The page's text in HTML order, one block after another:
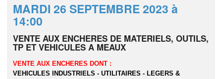
MARDI 26 SEPTEMBRE 2023 à
14:00
VENTE AUX ENCHERES DE MATERIELS, OUTILS,
TP ET VEHICULES A MEAUX
VENTE AUX ENCHERES DONT :
VEHICULES INDUSTRIELS - UTILITAIRES - LEGERS &